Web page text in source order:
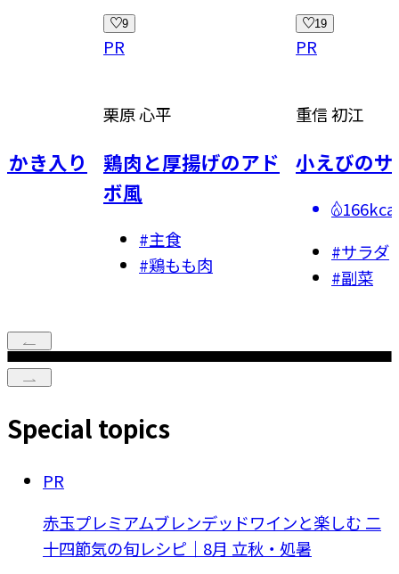
げのアド
19
PR
重信 初江
小えびのサラダ
#サラダ
#副菜
29
PR
八木 佳奈
生春巻き
和菓子
#スイー
Special topics
PR
赤玉プレミアムブレンデッドワインと楽しむ 二
十四節気の旬レシピ｜8月 立秋・処暑